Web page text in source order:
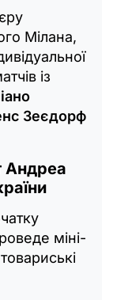
Мілана,
із
Зеєдорф
Андреа
міні-